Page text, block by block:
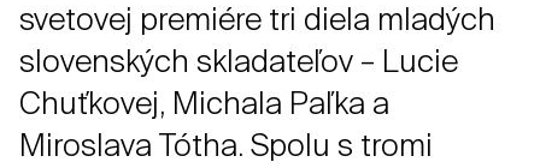
svetovej premiére tri diela mladých
slovenských skladateľov – Lucie
Chuťkovej, Michala Paľka a
Miroslava Tótha. Spolu s tromi